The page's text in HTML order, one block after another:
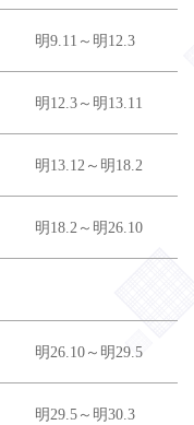
明9.11～明12.3
明12.3～明13.11
明13.12～明18.2
明18.2～明26.10
明26.10～明29.5
明29.5～明30.3